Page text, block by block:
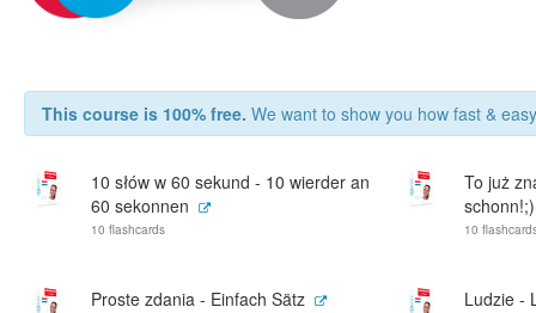
This course is 100% free. We want to show you how fast &
10 słów w 60 sekund - 10 wierder an
60 sekonnen
10 flashcards
To już
schonn!;)
10
Proste zdania - Einfach Sätz Ludzie -